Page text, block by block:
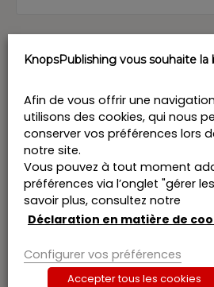
Date :
17 avril 2025
Heure :
12:30-18:30
Prix :
€416,24
Catégories d’Formation:
Formations,Général, Notaris
Président
Me Réginald WAUTERS
KnopsPublishing vous souhaite la
Afin de vous offrir une
utilisons des cookies, qui nous
conserver vos préférences lors
notre site.
Vous pouvez à tout moment
préférences via l’onglet "gérer
savoir plus, consultez notre
Déclaration en matière de
Configurer vos préférences
Accepter tous les cookies